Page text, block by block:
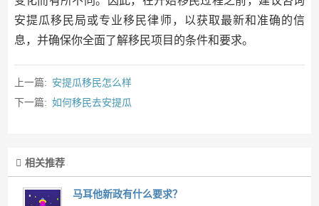
安提瓜移民局或专业移民律师，以获取最新和准确的信
息，并确保你全面了解移民项目的条件和要求。
上一篇: 安提瓜移民怎么样
下一篇: 如何移民去安提瓜
相关推荐
马耳他新政有什么要求？